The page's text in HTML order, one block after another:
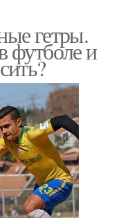
гетры.
футболе и